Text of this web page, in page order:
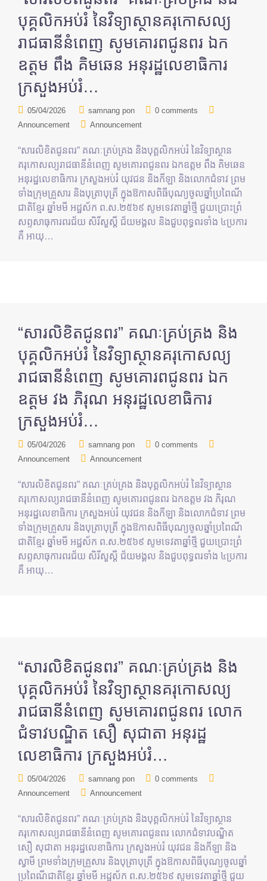
បុគ្គលិកអប់រំ នៃវិទ្យាស្ថានគរុកោសល្យ
រាជធានីនំពេញ សូមគោរពជូនពរ ឯក
ឧត្តម ពឹង គិមឆេន អនុរដ្ឋលេខាធិការ
ក្រសួងអប់រំ…
05/04/2026 samnang pon
0 comments
Announcement
Announcement
“សារលិខិតជូនពរ” គណៈគ្រប់គ្រង និងបុគ្គលិកអប់រំ នៃវិទ្យាស្ថាន
គរុកោសល្យរាជធានីនំពេញ សូមគោរពជូនពរ ឯកឧត្តម ពឹង គិមឆេន
អនុរដ្ឋលេខាធិការ ក្រសួងអប់រំ យុវជន និងកីឡា និងលោកជំទាវ ព្រម
ទាំងក្រុមគ្រួសារ និងបុត្រាបុត្រី ក្នុងឱកាសពិធីបុណ្យចូលឆ្នាំប្រពៃណី
ជាតិខ្មែរ ឆ្នាំមមី អដ្ឋស័ក ព.ស.២៥៦៩ សូមទេវតាឆ្នាំថ្មី ជួយប្រោះព្រំ
សព្ទសាធុការពរជ័យ សិរីសួស្ដី ជ័យមង្គល និងជួបពុទ្ធពរទាំង ៤ប្រការ
គឺ អាយុ…
“សារលិខិតជូនពរ” គណៈគ្រប់គ្រង និង
បុគ្គលិកអប់រំ នៃវិទ្យាស្ថានគរុកោសល្យ
រាជធានីនំពេញ សូមគោរពជូនពរ ឯក
ឧត្តម វង ភិរុណ អនុរដ្ឋលេខាធិការ
ក្រសួងអប់រំ…
05/04/2026 samnang pon
0 comments
Announcement
Announcement
“សារលិខិតជូនពរ” គណៈគ្រប់គ្រង និងបុគ្គលិកអប់រំ នៃវិទ្យាស្ថាន
គរុកោសល្យរាជធានីនំពេញ សូមគោរពជូនពរ ឯកឧត្តម វង ភិរុណ
អនុរដ្ឋលេខាធិការ ក្រសួងអប់រំ យុវជន និងកីឡា និងលោកជំទាវ ព្រម
ទាំងក្រុមគ្រួសារ និងបុត្រាបុត្រី ក្នុងឱកាសពិធីបុណ្យចូលឆ្នាំប្រពៃណី
ជាតិខ្មែរ ឆ្នាំមមី អដ្ឋស័ក ព.ស.២៥៦៩ សូមទេវតាឆ្នាំថ្មី ជួយប្រោះព្រំ
សព្ទសាធុការពរជ័យ សិរីសួស្ដី ជ័យមង្គល និងជួបពុទ្ធពរទាំង ៤ប្រការ
គឺ អាយុ…
“សារលិខិតជូនពរ” គណៈគ្រប់គ្រង និង
បុគ្គលិកអប់រំ នៃវិទ្យាស្ថានគរុកោសល្យ
រាជធានីនំពេញ សូមគោរពជូនពរ លោក
ជំទាវបណ្ឌិត សឿ សុជាតា អនុរដ្ឋ
លេខាធិការ ក្រសួងអប់រំ…
05/04/2026 samnang pon
0 comments
Announcement
Announcement
“សារលិខិតជូនពរ” គណៈគ្រប់គ្រង និងបុគ្គលិកអប់រំ នៃវិទ្យាស្ថាន
គរុកោសល្យរាជធានីនំពេញ សូមគោរពជូនពរ លោកជំទាវបណ្ឌិត
សឿ សុជាតា អនុរដ្ឋលេខាធិការ ក្រសួងអប់រំ យុវជន និងកីឡា និង
ស្វាមី ព្រមទាំងក្រុមគ្រួសារ និងបុត្រាបុត្រី ក្នុងឱកាសពិធីបុណ្យចូលឆ្នាំ
ប្រពៃណីជាតិខ្មែរ ឆ្នាំមមី អដ្ឋស័ក ព.ស.២៥៦៩ សូមទេវតាឆ្នាំថ្មី ជួយ